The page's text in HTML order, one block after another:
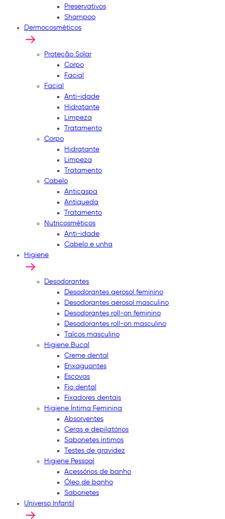
Preservativos
Shampoo
Dermocosméticos
Proteção Solar
Corpo
Facial
Facial
Anti-idade
Hidratante
Limpeza
Tratamento
Corpo
Hidratante
Limpeza
Tratamento
Cabelo
Anticaspa
Antiqueda
Tratamento
Nutricosméticos
Anti-idade
Cabelo e unha
Higiene
Desodorantes
Desodorantes aerosol feminino
Desodorantes aerosol masculino
Desodorantes roll-on feminino
Desodorantes roll-on masculino
Talcos masculino
Higiene Bucal
Creme dental
Enxaguantes
Escovas
Fio dental
Fixadores dentais
Higiene Íntima Feminina
Absorventes
Ceras e depilatórios
Sabonetes íntimos
Testes de gravidez
Higiene Pessoal
Acessórios de banho
Óleo de banho
Sabonetes
Universo Infantil